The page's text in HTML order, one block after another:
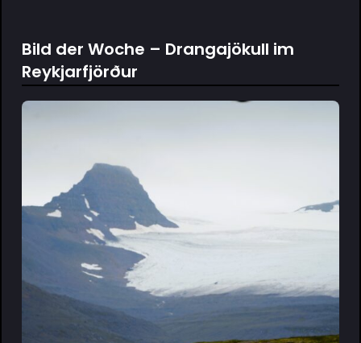
Bild der Woche – Drangajökull im
Reykjarfjörður